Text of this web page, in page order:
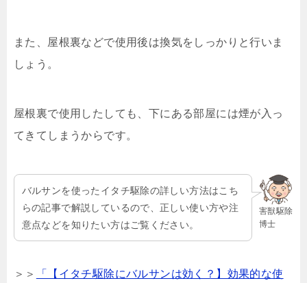
また、屋根裏などで使用後は換気をしっかりと行いま
しょう。
屋根裏で使用したしても、下にある部屋には煙が入っ
てきてしまうからです。
害獣駆除
博士
バルサンを使ったイタチ駆除の詳しい方法はこち
らの記事で解説しているので、正しい使い方や注
意点などを知りたい方はご覧ください。
＞＞
「【イタチ駆除にバルサンは効く？】効果的な使